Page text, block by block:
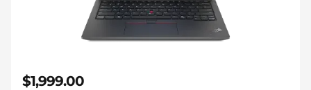
$1,999.00